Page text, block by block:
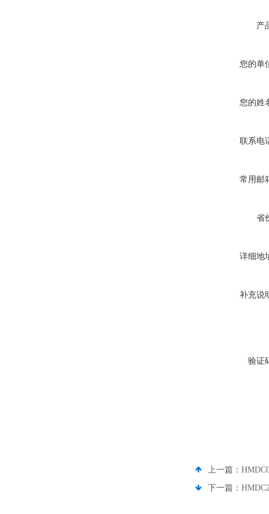
产
您的单
您的姓
联系电
常用邮
省
详细地
补充说
验证
上一篇：
下一篇：